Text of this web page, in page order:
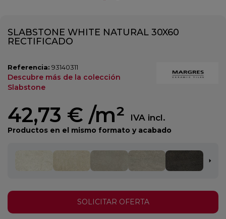
SLABSTONE WHITE NATURAL 30X60
RECTIFICADO
Referencia: 93140311
Descubre más de la colección
Slabstone
42,73 € /m² IVA incl.
Productos en el mismo formato y acabado
SOLICITAR OFERTA